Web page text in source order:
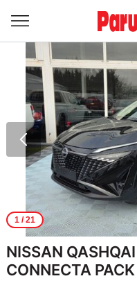
1/ 21
NISSAN
CONNECTA